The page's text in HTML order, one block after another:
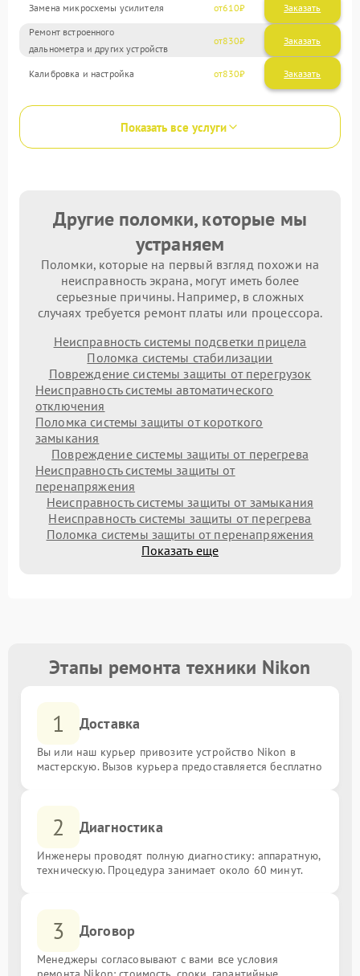
Замена микросхемы усилителя 610
Ремонт встроенного
дальнометра и других устройств
830
Калибровка и настройка 830
Показать все услуги
Другие поломки, которые мы
устраняем
Поломки, которые на первый взгляд похожи на
неисправность экрана, могут иметь более
серьезные причины. Например, в сложных
случаях требуется ремонт платы или процессора.
Неисправность системы подсветки прицела
Поломка системы стабилизации
Повреждение системы защиты от перегрузок
Неисправность системы автоматического
отключения
Поломка системы защиты от короткого
замыкания
Повреждение системы защиты от перегрева
Неисправность системы защиты от
перенапряжения
Неисправность системы защиты от замыкания
Неисправность системы защиты от перегрева
Поломка системы защиты от перенапряжения
Показать еще
Этапы ремонта техники Nikon
1 Доставка
Вы или наш курьер привозите устройство Nikon в
мастерскую. Вызов курьера предоставляется бесплатно
2 Диагностика
Инженеры проводят полную диагностику: аппаратную,
техническую. Процедура занимает около 60 минут.
3 Договор
Менеджеры согласовывают с вами все условия